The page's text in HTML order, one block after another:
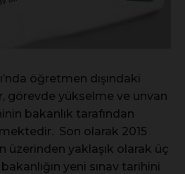
öğretmen dışındaki
görevde yükselme ve unvan
bakanlık tarafından
Son olarak 2015
üzerinden yaklaşık olarak üç
yeni sınav tarihini